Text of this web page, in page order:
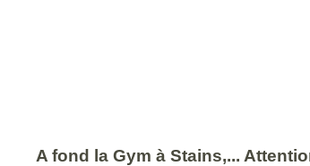
A fond la Gym à Stains,...